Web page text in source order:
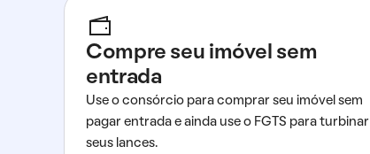
Compre seu imóvel sem
entrada
Use o consórcio para comprar seu imóvel sem
pagar entrada e ainda use o FGTS para turbinar
seus lances.